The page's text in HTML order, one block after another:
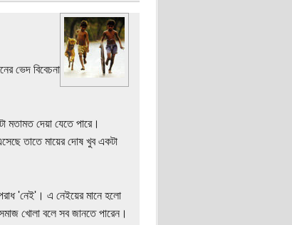
ভেদ বিবেচনা
মতামত দেয়া যেতে পারে।
তাতে মায়ের দোষ খুব একটা
'নেই'। এ নেইয়ের মানে হলো
খোলা বলে সব জানতে পারেন।